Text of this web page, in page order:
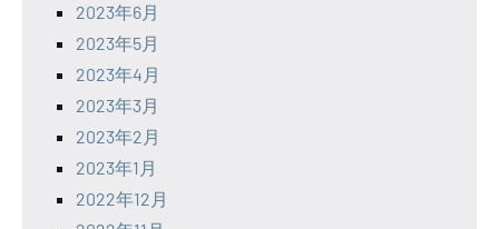
2023年6月
2023年5月
2023年4月
2023年3月
2023年2月
2023年1月
2022年12月